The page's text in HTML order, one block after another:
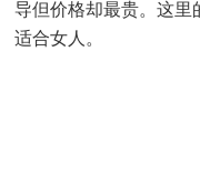
导但价格却最贵。这
适合女人。